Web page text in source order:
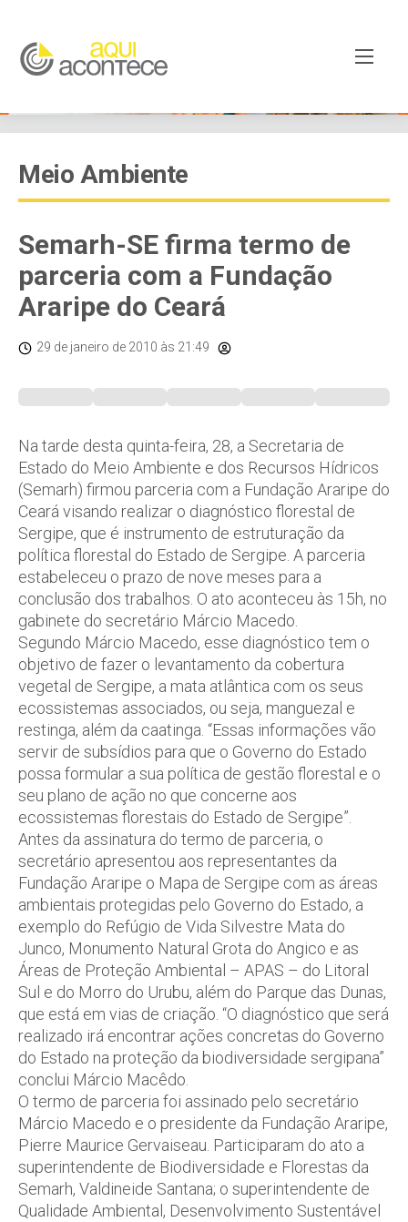
Meio Ambiente
Semarh-SE firma termo de
parceria com a Fundação
Araripe do Ceará
29 de janeiro de 2010 às 21:49
Na tarde desta quinta-feira, 28, a Secretaria de
Estado do Meio Ambiente e dos Recursos Hídricos
(Semarh) firmou parceria com a Fundação Araripe do
Ceará visando realizar o diagnóstico florestal de
Sergipe, que é instrumento de estruturação da
política florestal do Estado de Sergipe. A parceria
estabeleceu o prazo de nove meses para a
conclusão dos trabalhos. O ato aconteceu às 15h, no
gabinete do secretário Márcio Macedo.
Segundo Márcio Macedo, esse diagnóstico tem o
objetivo de fazer o levantamento da cobertura
vegetal de Sergipe, a mata atlântica com os seus
ecossistemas associados, ou seja, manguezal e
restinga, além da caatinga. “Essas informações vão
servir de subsídios para que o Governo do Estado
possa formular a sua política de gestão florestal e o
seu plano de ação no que concerne aos
ecossistemas florestais do Estado de Sergipe”.
Antes da assinatura do termo de parceria, o
secretário apresentou aos representantes da
Fundação Araripe o Mapa de Sergipe com as áreas
ambientais protegidas pelo Governo do Estado, a
exemplo do Refúgio de Vida Silvestre Mata do
Junco, Monumento Natural Grota do Angico e as
Áreas de Proteção Ambiental – APAS – do Litoral
Sul e do Morro do Urubu, além do Parque das Dunas,
que está em vias de criação. “O diagnóstico que será
realizado irá encontrar ações concretas do Governo
do Estado na proteção da biodiversidade sergipana”
conclui Márcio Macêdo.
O termo de parceria foi assinado pelo secretário
Márcio Macedo e o presidente da Fundação Araripe,
Pierre Maurice Gervaiseau. Participaram do ato a
superintendente de Biodiversidade e Florestas da
Semarh, Valdineide Santana; o superintendente de
Qualidade Ambiental, Desenvolvimento Sustentável